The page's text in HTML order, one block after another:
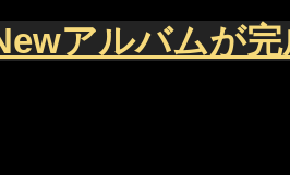
アルバムが